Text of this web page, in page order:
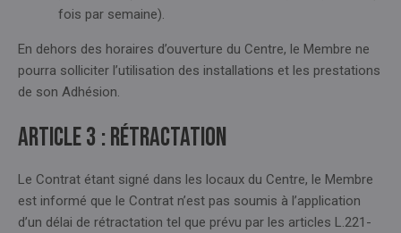
fois par semaine).
En dehors des horaires d’ouverture du Centre, le Membre ne
pourra solliciter l’utilisation des installations et les prestations
de son Adhésion.
Article 3 : RÉTRACTATION
Le Contrat étant signé dans les locaux du Centre, le Membre
est informé que le Contrat n’est pas soumis à l’application
d’un délai de rétractation tel que prévu par les articles L.221-